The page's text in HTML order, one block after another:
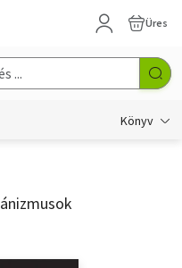
Üres
Könyv